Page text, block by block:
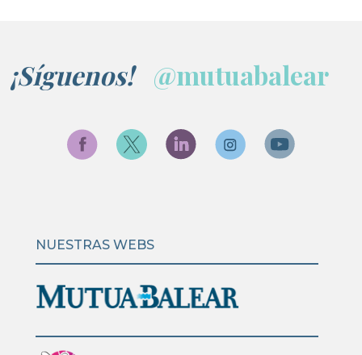
¡Síguenos! @mutuabalear
NUESTRAS WEBS